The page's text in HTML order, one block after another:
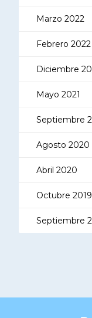
Marzo 2022
Febrero 2022
Diciembre
Mayo 2021
Septiembre
Agosto 2020
Abril 2020
Octubre 2019
Septiembre